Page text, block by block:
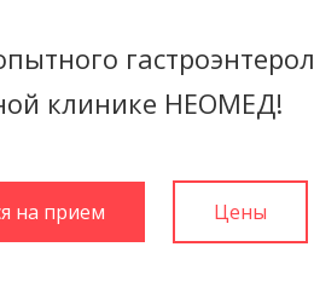
клинике НЕОМЕД!
на прием Цены